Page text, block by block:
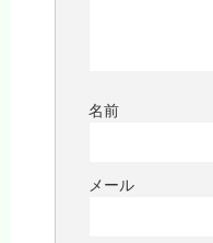
名前
メール